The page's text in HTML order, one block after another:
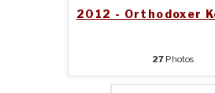
2012 - Orthodoxer
27Photos